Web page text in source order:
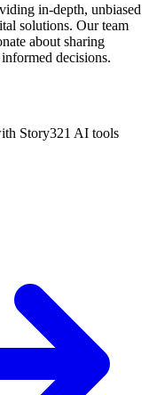
in-depth, unbiased
solutions. Our team
about sharing
decisions.
Story321 AI tools